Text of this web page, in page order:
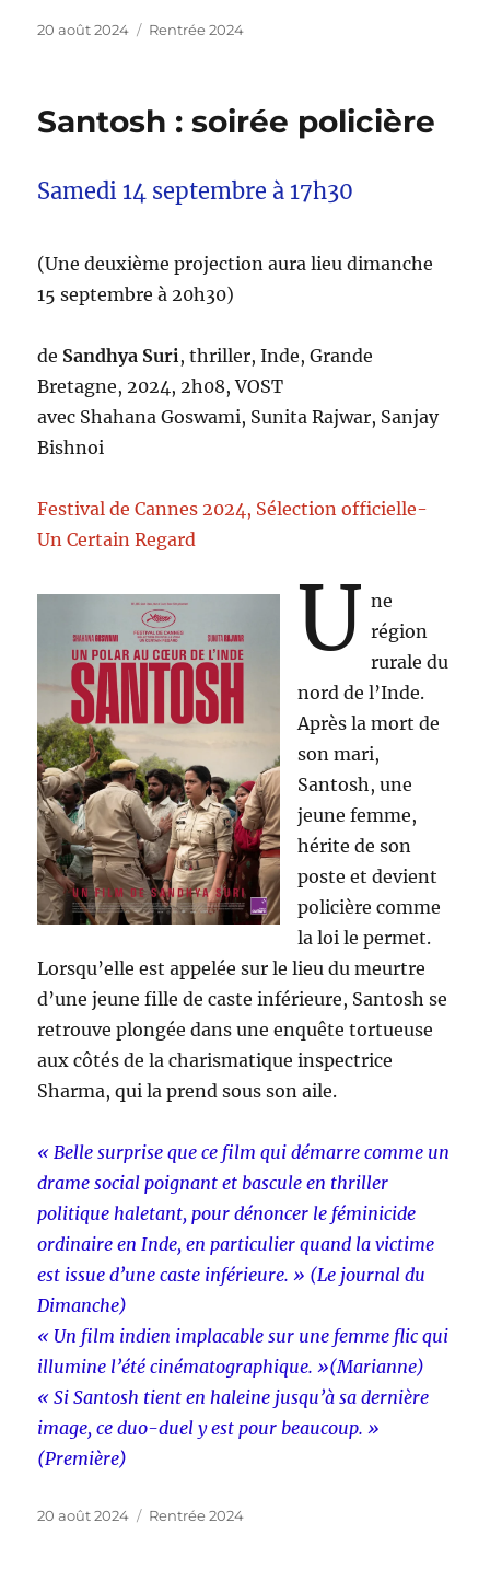
Publié
20 août 2024 Catégories
Rentrée 2024
Santosh : soirée policière
Samedi 14 septembre à 17h30
(Une deuxième projection aura lieu dimanche
15 septembre à 20h30)
de Sandhya Suri, thriller, Inde, Grande
Bretagne, 2024, 2h08, VOST
avec Shahana Goswami, Sunita Rajwar, Sanjay
Bishnoi
Festival de Cannes 2024, Sélection officielle-
Un Certain Regard
U ne
région
rurale du
nord de l’Inde.
Après la mort de
son mari,
Santosh, une
jeune femme,
hérite de son
poste et devient
policière comme
la loi le permet.
Lorsqu’elle est appelée sur le lieu du meurtre
d’une jeune fille de caste inférieure, Santosh se
retrouve plongée dans une enquête tortueuse
aux côtés de la charismatique inspectrice
Sharma, qui la prend sous son aile.
« Belle surprise que ce film qui démarre comme un
drame social poignant et bascule en thriller
politique haletant, pour dénoncer le féminicide
ordinaire en Inde, en particulier quand la victime
est issue d’une caste inférieure. » (Le journal du
Dimanche)
« Un film indien implacable sur une femme flic qui
illumine l’été cinématographique. »(Marianne)
« Si Santosh tient en haleine jusqu’à sa dernière
image, ce duo-duel y est pour beaucoup. »
(Première)
Publié
20 août 2024 Catégories
Rentrée 2024